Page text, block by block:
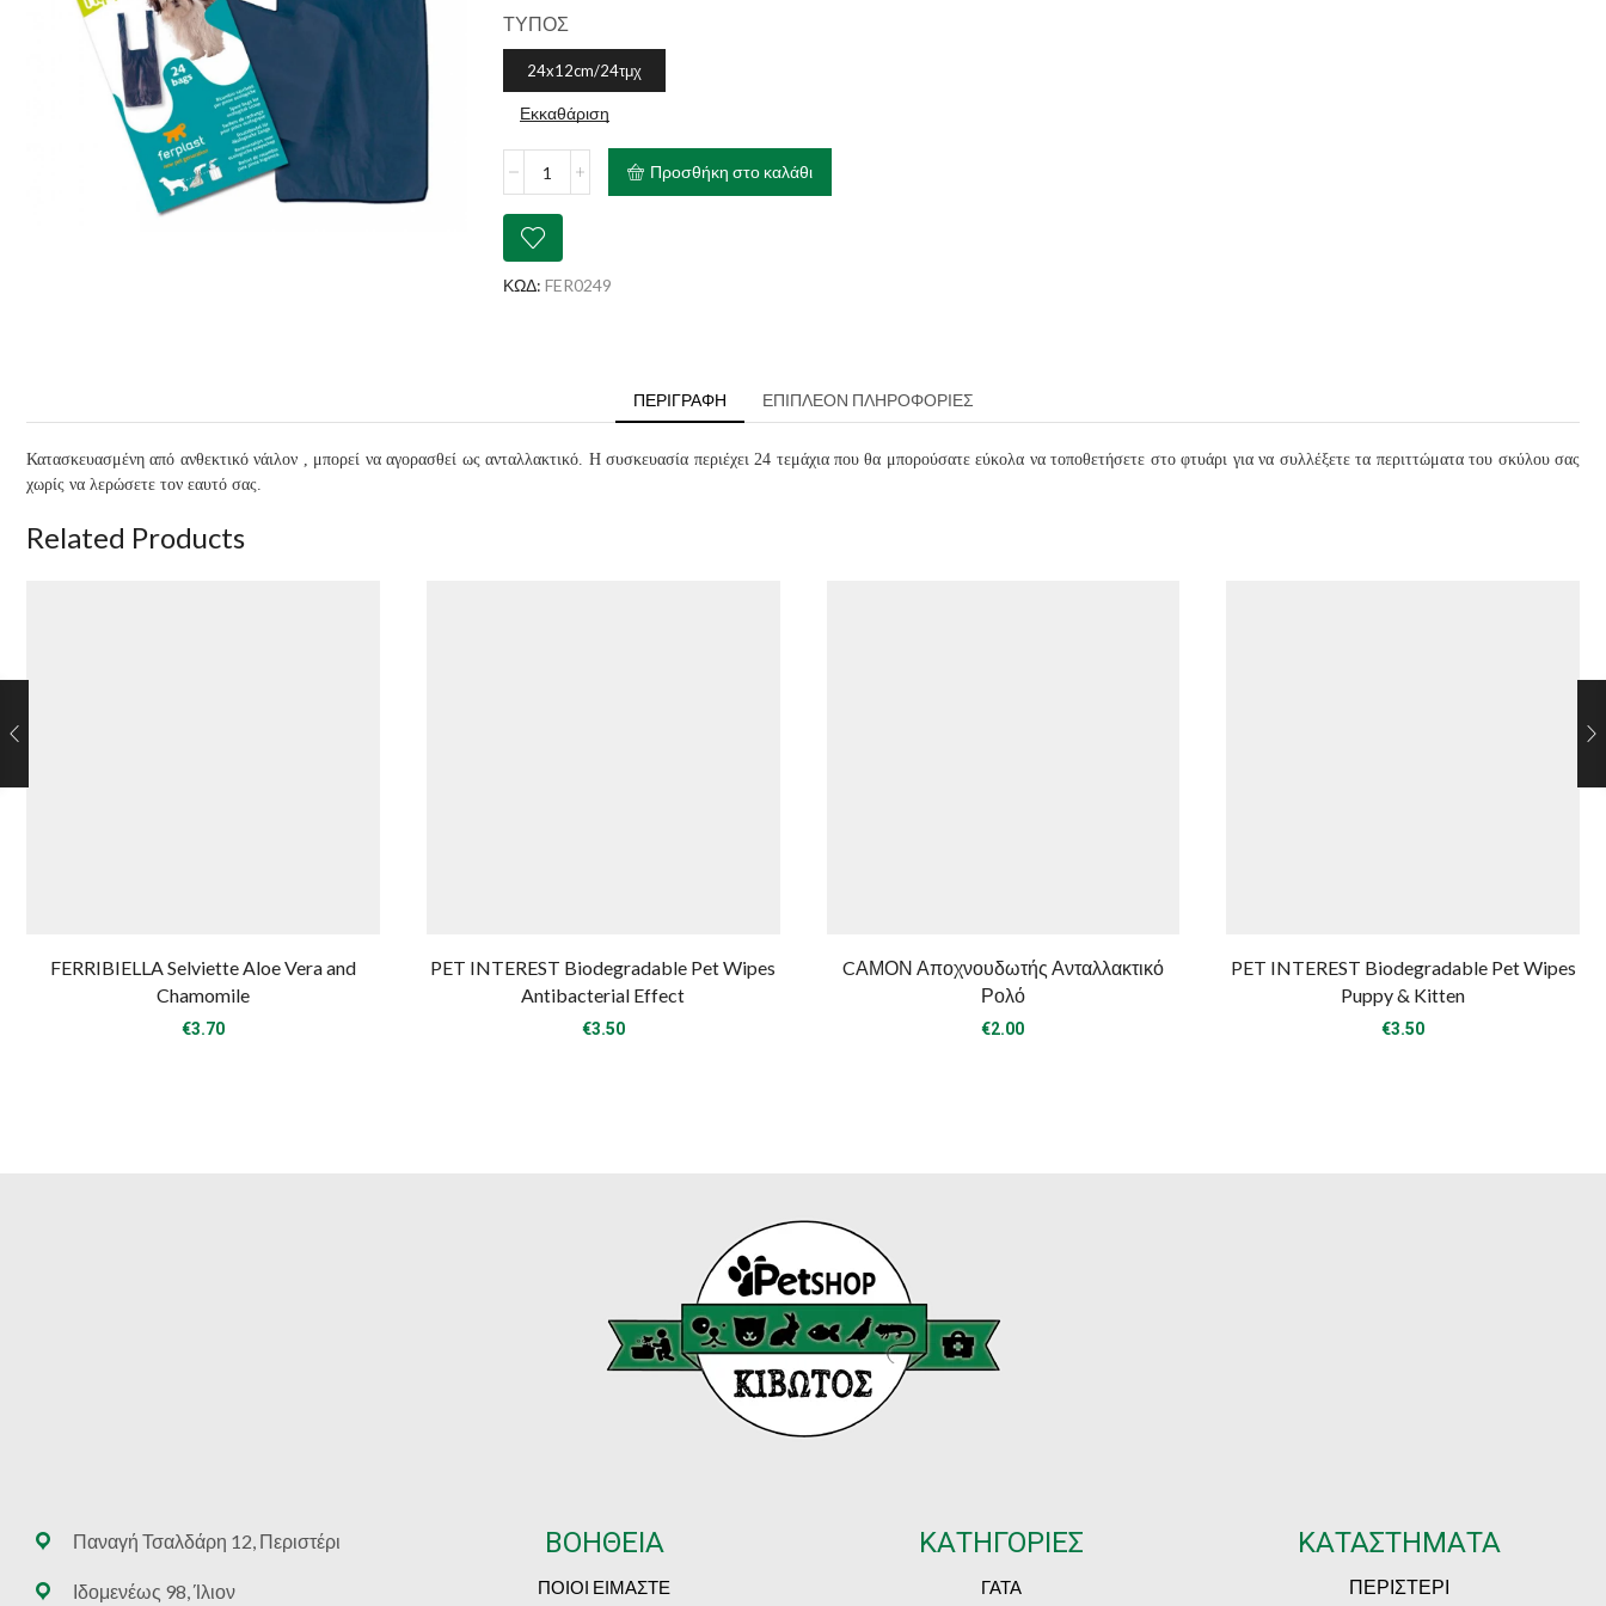
ΤΥΠΟΣ
24x12cm/24τμχ
Εκκαθάριση
Nippy
L270
ποσότητα
Προσθήκη στο καλάθι
ΚΩΔ: FER0249
ΠΕΡΙΓΡΑΦΉ ΕΠΙΠΛΈΟΝ ΠΛΗΡΟΦΟΡΊΕΣ
Κατασκευασμένη από ανθεκτικό νάιλον , μπορεί να αγορασθεί ως ανταλλακτικό. Η συσκευασία περιέχει 24 τεμάχια που θα μπορούσατε εύκολα να τοποθετήσετε στο φτυάρι για να συλλέξετε τα περιττώματα του σκύλου σας
χωρίς να λερώσετε τον εαυτό σας.
Related Products
FERRIBIELLA Selviette Aloe Vera and
Chamomile
€3.70
PET INTEREST Biodegradable Pet Wipes
Antibacterial Effect
€3.50
CΑΜΟΝ Αποχνουδωτής Ανταλλακτικό
Ρολό
€2.00
PET INTEREST Biodegradable Pet Wipes
Puppy & Kitten
€3.50
Παναγή Τσαλδάρη 12, Περιστέρι
Ιδομενέως 98, Ίλιον
ΒΟΗΘΕΙΑ
ΠΟΙΟΙ ΕΙΜΑΣΤΕ
ΚΑΤΗΓΟΡΙΕΣ
ΓΑΤΑ
ΚΑΤΑΣΤΗΜΑΤΑ
ΠΕΡΙΣΤΕΡΙ